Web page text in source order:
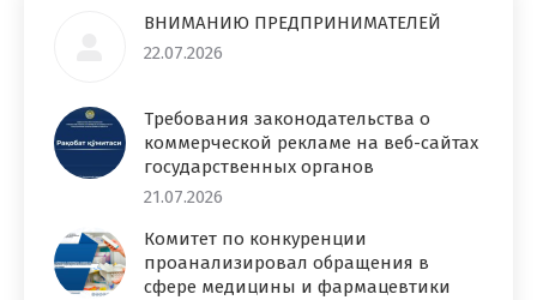
ВНИМАНИЮ ПРЕДПРИНИМАТЕЛЕЙ
22.07.2026
Требования законодательства о
коммерческой рекламе на веб-сайтах
государственных органов
21.07.2026
Комитет по конкуренции
проанализировал обращения в
сфере медицины и фармацевтики